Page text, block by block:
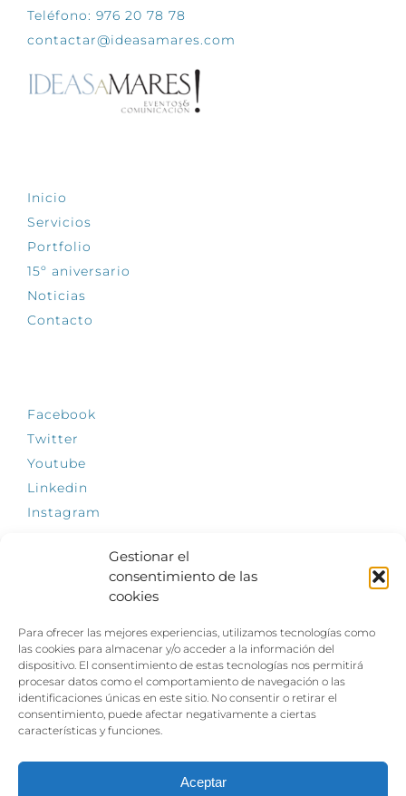
Gestionar el
consentimiento de las
cookies
Para ofrecer las mejores experiencias, utilizamos tecnologías como
las cookies para almacenar y/o acceder a la información del
dispositivo. El consentimiento de estas tecnologías nos permitirá
procesar datos como el comportamiento de navegación o las
identificaciones únicas en este sitio. No consentir o retirar el
consentimiento, puede afectar negativamente a ciertas
características y funciones.
Aceptar
Teléfono: 976 20 78 78
contactar@ideasamares.com
Inicio
Servicios
Portfolio
15º aniversario
Noticias
Contacto
Facebook
Twitter
Youtube
Linkedin
Instagram
El empleo, la gran llave para una vida
independiente: Fundación Dfa reclama un
impulso decidido a la inclusión laboral de las
personas con discapacidad
Clown, circo y magia: el Jardín de las Artes
de julio con su segundo “Festival